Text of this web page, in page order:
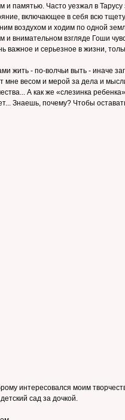
памятью. Часто уезжал в
включающее в себя всю
воздухом и ходим по одной
взгляде Гоши
важное и серьезное в жизни,
- по-волчьи выть - иначе
весом и мерой за дела и
А как же «слезинка
Знаешь, почему? Чтобы
интересовался моим
сад за дочкой.